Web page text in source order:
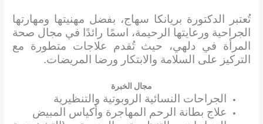
تُعتبر الدكتورة بريانكا سهاج، بفضل مهنيتها ومهارتها
الجراحية ورعايتها الرحيمة، اسمًا رائدًا في مجال صحة
المرأة في دلهي، حيث تُقدم علاجات متطورة مع
التركيز على السلامة والابتكار ورضا المريضات.
مجال الخبرة
الجراحات النسائية الروبوتية والتنظيرية
علاج بطانة الرحم المهاجرة وأكياس المبيض